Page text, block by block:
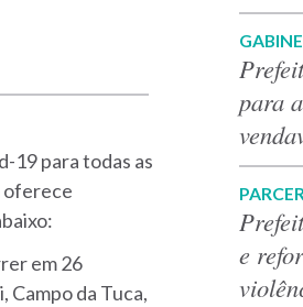
19 para todas as
oferece
em 26
Campo da Tuca,
para
e